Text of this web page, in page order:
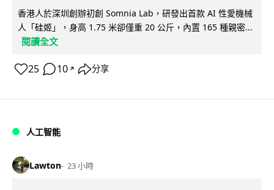
香港人於深圳創辦初創 Somnia Lab，研發出首款 AI 性愛機械
人「硅姬」，身高 1.75 米卻僅重 20 公斤，內置 165 種親密...
閱讀全文
25 10 ↗ 分享
人工智能
Lawton 23 小時